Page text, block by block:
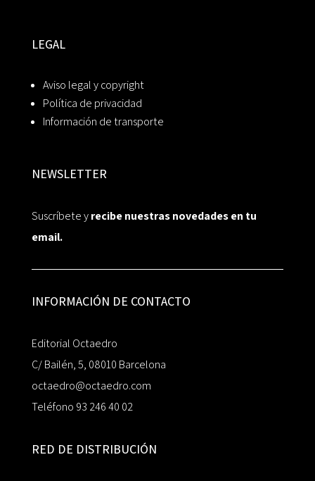
LEGAL
Aviso legal y copyright
Política de privacidad
Información de transporte
NEWSLETTER
Suscríbete yrecibe nuestras novedades en tu
email.
INFORMACIÓN DE CONTACTO
Editorial Octaedro
C/ Bailén, 5, 08010 Barcelona
octaedro@octaedro.com
Teléfono 93 246 40 02
RED DE DISTRIBUCIÓN